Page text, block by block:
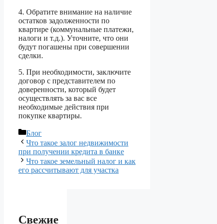
4. Обратите внимание на наличие
остатков задолженности по
квартире (коммунальные платежи,
налоги и т.д.). Уточните, что они
будут погашены при совершении
сделки.
5. При необходимости, заключите
договор с представителем по
доверенности, который будет
осуществлять за вас все
необходимые действия при
покупке квартиры.
Рубрики
Блог
Что такое залог недвижимости
при получении кредита в банке
Что такое земельный налог и как
его рассчитывают для участка
Свежие